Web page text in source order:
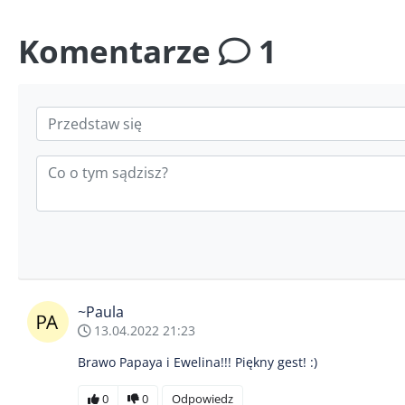
Komentarze 1
~Paula
13.04.2022 21:23
Brawo Papaya i Ewelina!!! Piękny gest! :)
0 0 Odpowiedz